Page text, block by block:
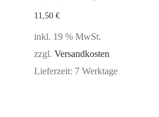
11,50 €
inkl. 19 % MwSt.
zzgl. Versandkosten
Lieferzeit: 7 Werktage